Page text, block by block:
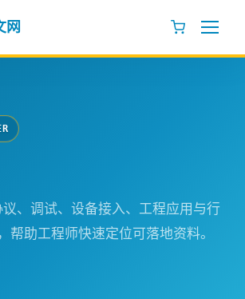
网
、调试、设备接入、工程应用与行
帮助工程师快速定位可落地资料。